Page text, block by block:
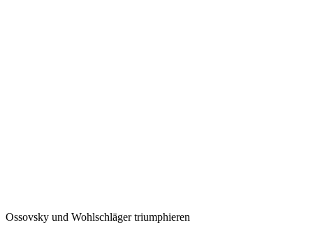
Ossovsky und Wohlschläger triumphieren